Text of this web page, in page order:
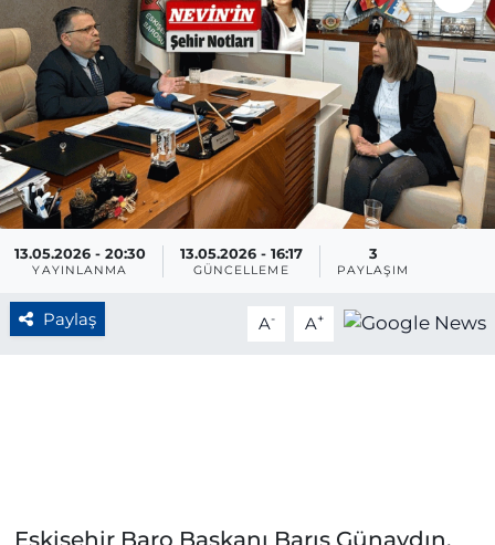
13.05.2026 - 20:30
YAYINLANMA
13.05.2026 - 16:17
GÜNCELLEME
3
PAYLAŞIM
Paylaş A- A+
Eskişehir Baro Başkanı Barış Günaydın,
BÖLGE
YAŞAM
DÜNYA
GENEL
GÜNCEL
RESMİ İLAN